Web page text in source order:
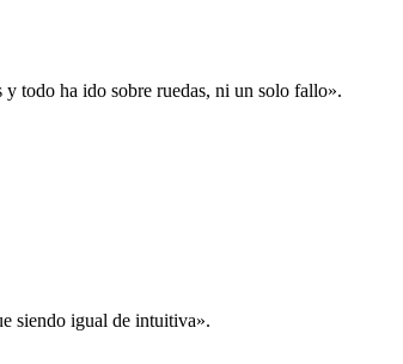
todo ha ido sobre ruedas, ni un solo fallo».
siendo igual de intuitiva».